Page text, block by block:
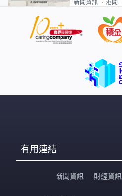
新聞資訊 港聞
有用連結
新聞資訊 財經資訊